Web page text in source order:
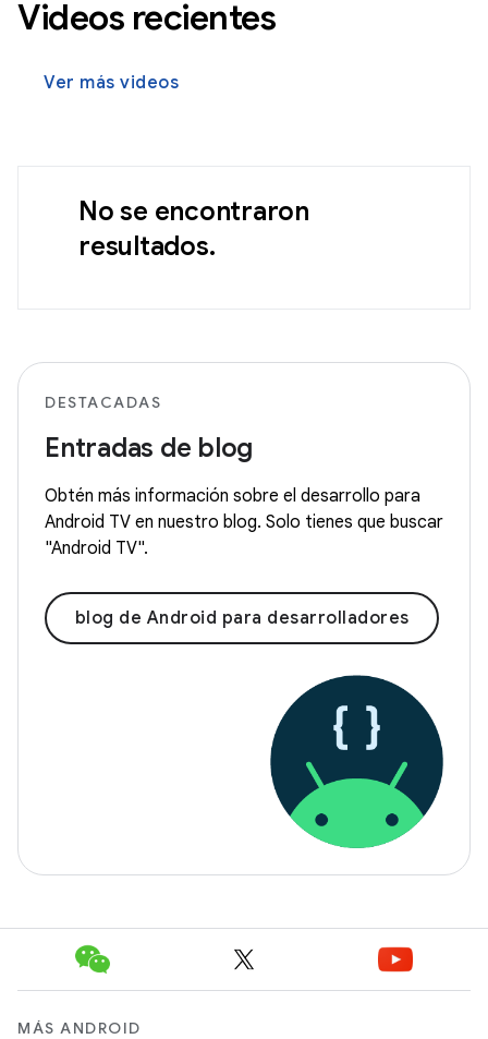
Videos recientes
Ver más videos
No se encontraron
resultados.
DESTACADAS
Entradas de blog
Obtén más información sobre el desarrollo para
Android TV en nuestro blog. Solo tienes que buscar
"Android TV".
blog de Android para desarrolladores
MÁS ANDROID